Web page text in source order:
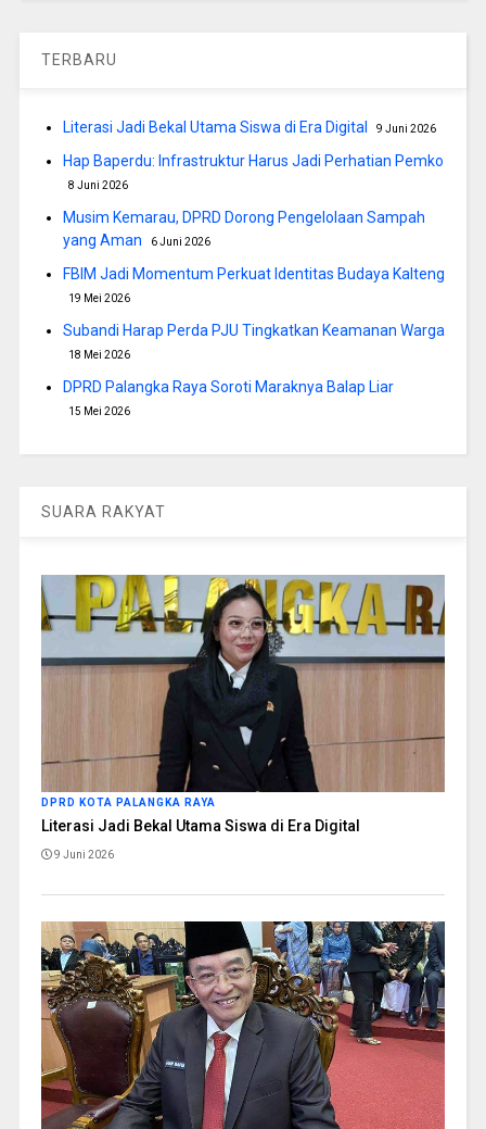
TERBARU
Literasi Jadi Bekal Utama Siswa di Era Digital 9 Juni 2026
Hap Baperdu: Infrastruktur Harus Jadi Perhatian Pemko
8 Juni 2026
Musim Kemarau, DPRD Dorong Pengelolaan Sampah
yang Aman
6 Juni 2026
FBIM Jadi Momentum Perkuat Identitas Budaya Kalteng
19 Mei 2026
Subandi Harap Perda PJU Tingkatkan Keamanan Warga
18 Mei 2026
DPRD Palangka Raya Soroti Maraknya Balap Liar
15 Mei 2026
SUARA RAKYAT
DPRD KOTA PALANGKA RAYA
Literasi Jadi Bekal Utama Siswa di Era Digital
9 Juni 2026